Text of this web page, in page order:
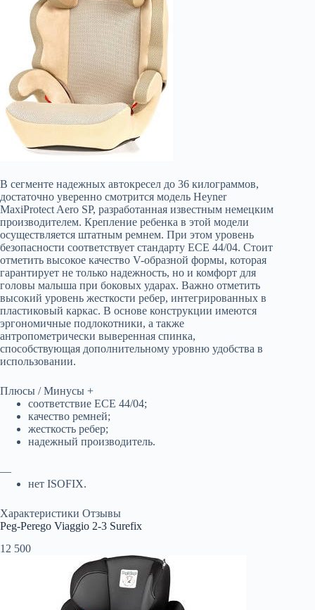
В сегменте надежных автокресел до 36 килограммов,
достаточно уверенно смотрится модель Heyner
MaxiProtect Aero SP, разработанная известным немецким
производителем. Крепление ребенка в этой модели
осуществляется штатным ремнем. При этом уровень
безопасности соответствует стандарту ECE 44/04. Стоит
отметить высокое качество V-образной формы, которая
гарантирует не только надежность, но и комфорт для
головы малыша при боковых ударах. Важно отметить
высокий уровень жесткости ребер, интегрированных в
пластиковый каркас. В основе конструкции имеются
эргономичные подлокотники, а также
антропометрически выверенная спинка,
способствующая дополнительному уровню удобства в
использовании.
Плюсы / Минусы +
соответствие ECE 44/04;
качество ремней;
жесткость ребер;
надежный производитель.
—
нет ISOFIX.
Характеристики Отзывы
Peg-Perego Viaggio 2-3 Surefix
12 500